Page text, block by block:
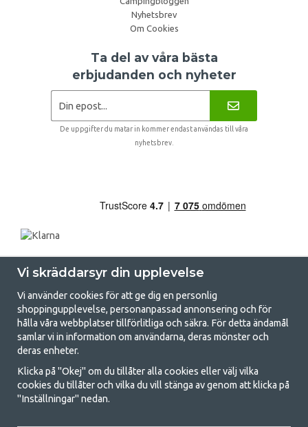
Nyhetsbrev
Om Cookies
Ta del av våra bästa
erbjudanden och nyheter
De uppgifter du matar in kommer endast användas till våra
nyhetsbrev.
GetCamping.se - Din butik för camping
och uteliv
Att campa kan antingen vara en livsstil eller ett sätt att samla familjen
för ett gemensamt äventyr. Oavsett vilken kategori du tillhör hittar du
Vi skräddarsyr din upplevelse
Vi använder cookies för att ge dig en personlig
shoppingupplevelse, personanpassad annonsering och för
hålla våra webbplatser tillförlitliga och säkra. För detta ändamål
samlar vi in information om användarna, deras mönster och
deras enheter.
Klicka på "Okej" om du tillåter alla cookies eller välj vilka
cookies du tillåter och vilka du vill stänga av genom att klicka på
"Inställningar" nedan.